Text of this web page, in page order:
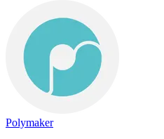
Polymaker